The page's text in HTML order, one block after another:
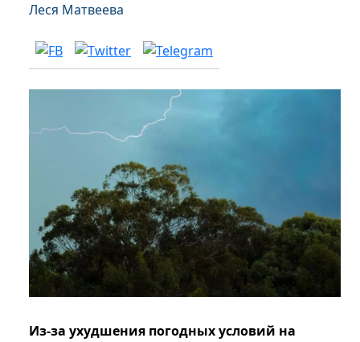
Леся Матвеева
Из-за ухудшения погодных условий на